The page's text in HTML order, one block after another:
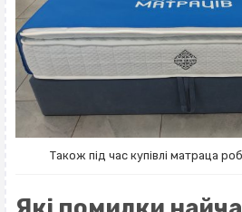
Також під час купівлі матраца